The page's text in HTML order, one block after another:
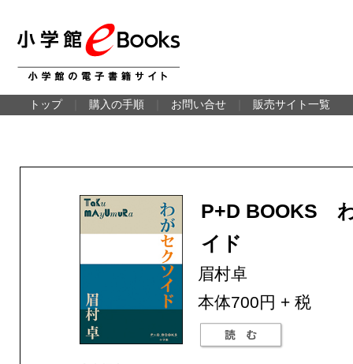
トップ 購入の手順 お問い合せ 販売サイト一覧
P+D BOOKS
イド
眉村卓
本体700円 + 税